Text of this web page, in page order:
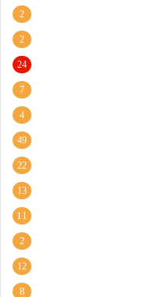
2
2
24
7
4
49
22
13
11
2
12
8